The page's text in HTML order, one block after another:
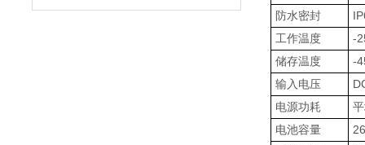
防水密封
工作温度
-
储存温度
-
输入电压
电源功耗
电池容量